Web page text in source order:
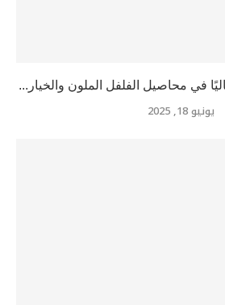
في محاصيل الفلفل الملون والخيار...
يونيو 18, 2025